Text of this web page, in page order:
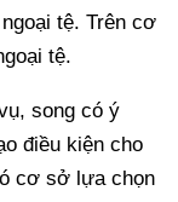
tệ. Trên cơ
tệ.
song có ý
điều kiện cho
cơ sở lựa chọn